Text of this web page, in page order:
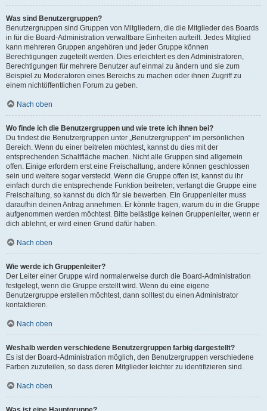
Was sind Benutzergruppen?
Benutzergruppen sind Gruppen von Mitgliedern, die die Mitglieder des Boards
in für die Board-Administration verwaltbare Einheiten aufteilt. Jedes Mitglied
kann mehreren Gruppen angehören und jeder Gruppe können
Berechtigungen zugeteilt werden. Dies erleichtert es den Administratoren,
Berechtigungen für mehrere Benutzer auf einmal zu ändern und sie zum
Beispiel zu Moderatoren eines Bereichs zu machen oder ihnen Zugriff zu
einem nichtöffentlichen Forum zu geben.
Nach oben
Wo finde ich die Benutzergruppen und wie trete ich ihnen bei?
Du findest die Benutzergruppen unter „Benutzergruppen“ im persönlichen
Bereich. Wenn du einer beitreten möchtest, kannst du dies mit der
entsprechenden Schaltfläche machen. Nicht alle Gruppen sind allgemein
offen. Einige erfordern erst eine Freischaltung, andere können geschlossen
sein und weitere sogar versteckt. Wenn die Gruppe offen ist, kannst du ihr
einfach durch die entsprechende Funktion beitreten; verlangt die Gruppe eine
Freischaltung, so kannst du dich für sie bewerben. Ein Gruppenleiter muss
daraufhin deinen Antrag annehmen. Er könnte fragen, warum du in die Gruppe
aufgenommen werden möchtest. Bitte belästige keinen Gruppenleiter, wenn er
dich ablehnt, er wird einen Grund dafür haben.
Nach oben
Wie werde ich Gruppenleiter?
Der Leiter einer Gruppe wird normalerweise durch die Board-Administration
festgelegt, wenn die Gruppe erstellt wird. Wenn du eine eigene
Benutzergruppe erstellen möchtest, dann solltest du einen Administrator
kontaktieren.
Nach oben
Weshalb werden verschiedene Benutzergruppen farbig dargestellt?
Es ist der Board-Administration möglich, den Benutzergruppen verschiedene
Farben zuzuteilen, so dass deren Mitglieder leichter zu identifizieren sind.
Nach oben